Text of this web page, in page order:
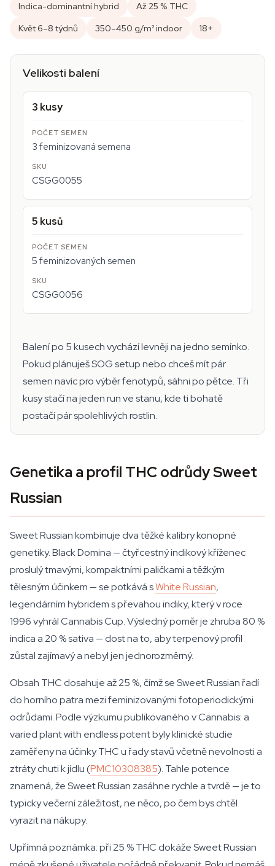
Indica-dominantní hybrid
Až 25 % THC
Květ 6–8 týdnů
350–450 g/m² indoor 18+
Velikosti balení
3 kusy
3 feminizovaná semena
CSGG0055
5 kusů
5 feminizovaných semen
CSGG0056
Balení po 5 kusech vychází levněji na jedno semínko.
Pokud plánuješ SOG setup nebo chceš mít pár
semen navíc pro výběr fenotypů, sáhni po pětce. Tři
kusy stačí na jeden run ve stanu, kde ti bohatě
postačí pár spolehlivých rostlin.
Genetika a profil THC odrůdy Sweet
Russian
Sweet Russian kombinuje dva těžké kalibry konopné
genetiky. Black Domina — čtyřcestný indikový kříženec
proslulý tmavými, kompaktními paličkami a těžkým
tělesným účinkem — se potkává sWhite Russian,
legendárním hybridem s převahou indiky, který v roce
1996 vyhrál Cannabis Cup. Výsledný poměr je zhruba 80 %
indica a 20 % sativa — dost na to, aby terpenový profil
zůstal zajímavý a nebyl jen jednorozměrný.
Obsah THC dosahuje až 25 %, čímž se Sweet Russian řadí
do horního patra mezi feminizovanými fotoperiodickými
odrůdami. Podle výzkumu publikovaného vCannabis: a
varied plant with endless potentbyly klinické studie
zaměřeny na účinky THC u řady stavů včetně nevolnosti a
ztráty chuti k jídlu (PMC10308385). Tahle potence
znamená, že Sweet Russian zasáhne rychle a tvrdě — je to
typicky večerní záležitost, ne něco, po čem bys chtěl
vyrazit na nákupy.
Upřímná poznámka: při 25 % THC dokáže Sweet Russian